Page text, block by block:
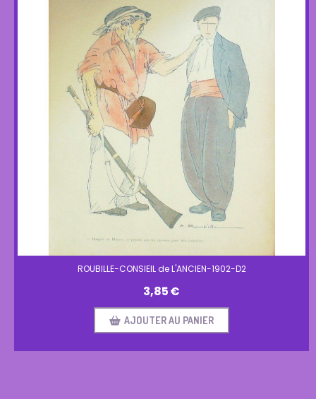
ROUBILLE-CONSIEIL de L'ANCIEN-1902-D2
3,85€
AJOUTER AU PANIER